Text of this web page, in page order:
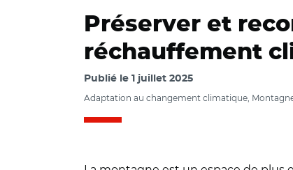
Préserver et
réchauffement
Publié le 1 juillet 2025
Adaptation au changement climatique,